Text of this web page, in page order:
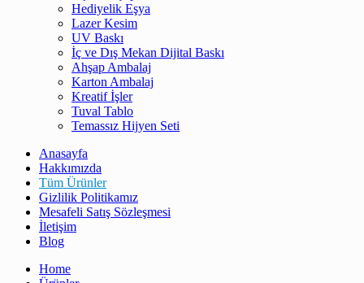
Hediyelik Eşya
Lazer Kesim
UV Baskı
İç ve Dış Mekan Dijital Baskı
Ahşap Ambalaj
Karton Ambalaj
Kreatif İşler
Tuval Tablo
Temassız Hijyen Seti
Anasayfa
Hakkımızda
Tüm Ürünler
Gizlilik Politikamız
Mesafeli Satış Sözleşmesi
İletişim
Blog
Home